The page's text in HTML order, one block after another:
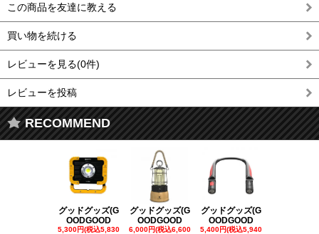
この商品を友達に教える
買い物を続ける
レビューを見る(0件)
レビューを投稿
RECOMMEND
グッドグッズ(G
OODGOOD
5,300円(税込5,830
グッドグッズ(G
OODGOOD
6,000円(税込6,600
グッドグッズ(G
OODGOOD
5,400円(税込5,940